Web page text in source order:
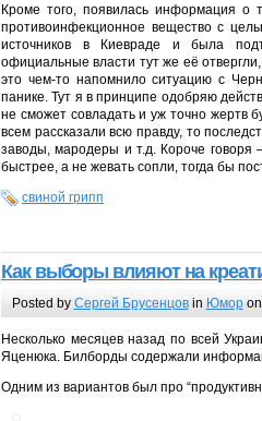
Кроме того, появилась информация о
противоинфекционное вещество с
источников в Киевраде и была
официальные власти тут же её
это чем-то напомнило ситуацию с
панике. Тут я в принципе одобряю
не сможет совладать и уж точно жертв
всем рассказали всю правду, то
заводы, мародеры и т.д. Короче говоря
быстрее, а не жевать сопли, тогда бы
свиной грипп
Как выборы влияют на
Posted by Сергей Брусенцовin Юморon
Несколько месяцев назад по всей
Яценюка. Билборды содержали
Одним из вариантов был про